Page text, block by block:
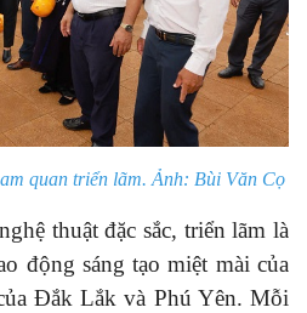
quan triển lãm. Ảnh: Bùi Văn Cọ
thuật đặc sắc, triển lãm là
động sáng tạo miệt mài của
Đắk Lắk và Phú Yên. Mỗi